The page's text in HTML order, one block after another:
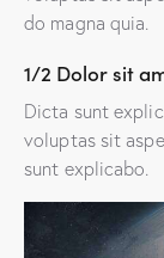
do magna quia.
1/2 Dolor sit
Dicta sunt
voluptas sit
sunt explicabo.